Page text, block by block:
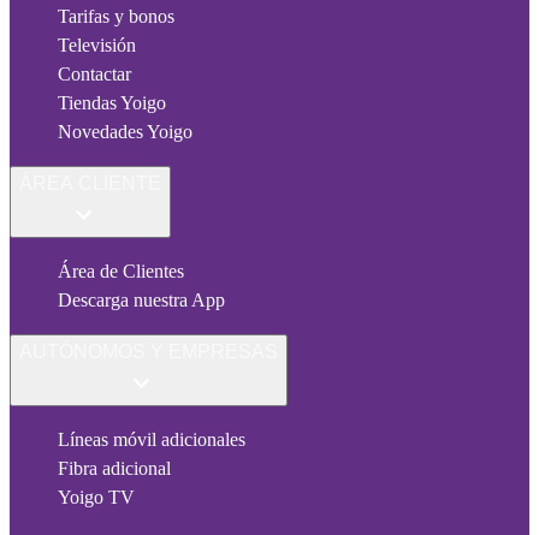
Tarifas y bonos
Televisión
Contactar
Tiendas Yoigo
Novedades Yoigo
Área de Clientes
Descarga nuestra App
Líneas móvil adicionales
Fibra adicional
Yoigo TV